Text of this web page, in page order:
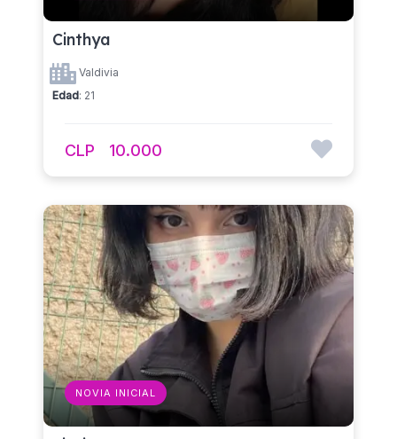
Cinthya
Valdivia
Edad: 21
CLP 10.000
NOVIA INICIAL